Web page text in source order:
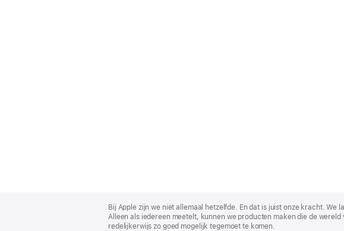
Footer
Bij Apple zijn we niet allemaal hetzelfde. En dat is juist onze kracht.
Alleen als iedereen meetelt, kunnen we producten maken die de
redelijkerwijs zo goed mogelijk tegemoet te komen.